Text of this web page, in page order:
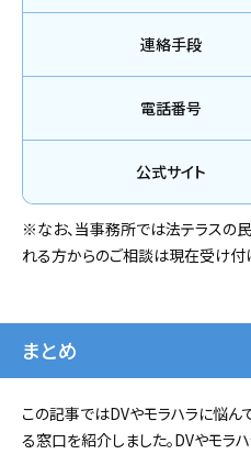
連絡手段
電話番号
公式サイト
※なお、当事務所では法テラスの
れる方からのご相談は現在受け付
まとめ
この記事ではDVやモラハラに悩
る窓口を紹介しました。DVやモラ